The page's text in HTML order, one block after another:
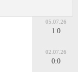
05.07.26
1:0
02.07.26
0:0